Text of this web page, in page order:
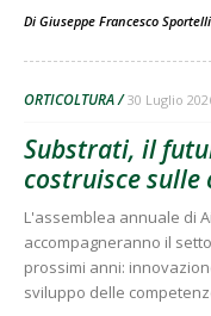
Di Giuseppe Francesco Sportelli
ORTICOLTURA 30 Luglio
Substrati, il
costruisce sulle
L'assemblea annuale di
accompagneranno il
prossimi anni:
sviluppo delle